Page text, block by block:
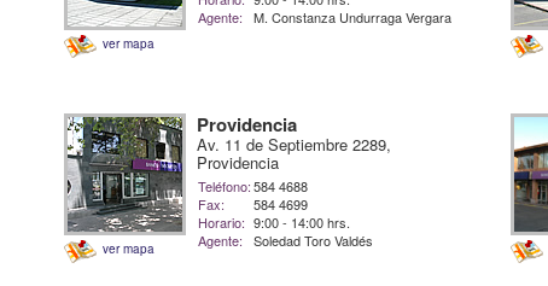
ver mapa
Agente:
M. Constanza Undurraga Vergara
ver mapa
Providencia
Av. 11 de Septiembre 2289,
Providencia
Teléfono:584 4688
Fax:
584 4699
Horario: 9:00 - 14:00 hrs.
Agente:
Soledad Toro Valdés